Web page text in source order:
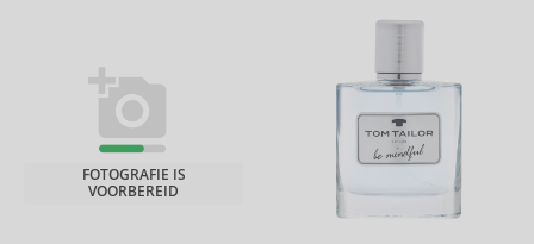
FOTOGRAFIE IS
VOORBEREID